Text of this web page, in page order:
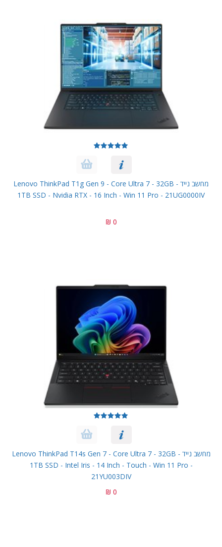
מחשב נייד Lenovo ThinkPad T1g Gen 9 - Core Ultra 7 - 32GB -
1TB SSD - Nvidia RTX - 16 Inch - Win 11 Pro - 21UG0000IV
0 ₪
מחשב נייד Lenovo ThinkPad T14s Gen 7 - Core Ultra 7 - 32GB -
1TB SSD - Intel Iris - 14 Inch - Touch - Win 11 Pro -
21YU003DIV
0 ₪